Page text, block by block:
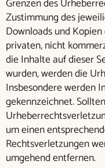
Grenzen des
Zustimmung des
Downloads und
privaten, nicht
die Inhalte auf dieser
wurden, werden die
Insbesondere werden
gekennzeichnet.
um einen
Rechtsverletzungen
umgehend entfernen.